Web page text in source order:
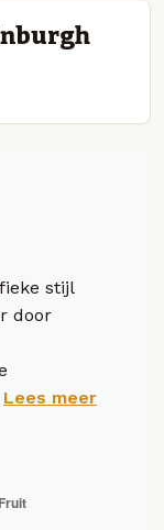
stijl
door
Lees meer